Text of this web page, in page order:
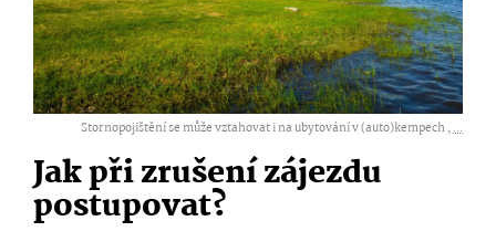
Stornopojištění se může vztahovat i na ubytování v (auto)kempech ,...
Jak při zrušení zájezdu
postupovat?